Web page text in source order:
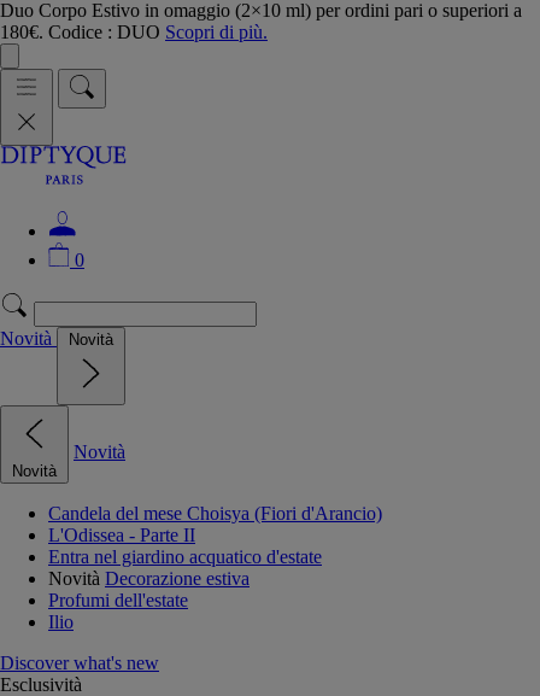
Duo Corpo Estivo in omaggio (2×10 ml) per ordini pari o superiori a
180€. Codice : DUO Scopri di più.
0
Novità Novità
Novità
Novità
Candela del mese Choisya (Fiori d'Arancio)
L'Odissea - Parte II
Entra nel giardino acquatico d'estate
Novità Decorazione estiva
Profumi dell'estate
Ilio
Discover what's new
Esclusività